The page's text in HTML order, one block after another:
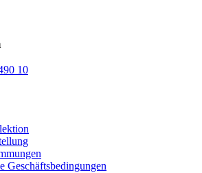
10
Geschäfts­bedingungen